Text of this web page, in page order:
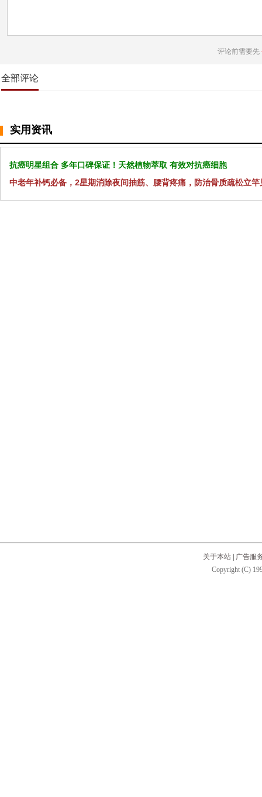
评论前需要先
全部评论
实用资讯
抗癌明星组合 多年口碑保证！天然植物萃取 有效对抗癌细胞
中老年补钙必备，2星期消除夜间抽筋、腰背疼痛，防治骨质疏松立竿
关于本站
广告服
Copyright (C)